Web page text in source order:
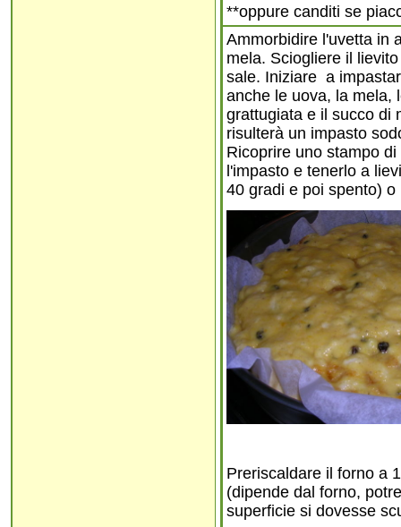
**oppure canditi se
Ammorbidire l'uvetta in
mela. Sciogliere il
sale. Iniziare a
anche le uova, la mela,
grattugiata e il succo di
risulterà un impasto
Ricoprire uno stampo
l'impasto e tenerlo a
40 gradi e poi spento)
Preriscaldare il forno a
(dipende dal forno,
superficie si dovesse